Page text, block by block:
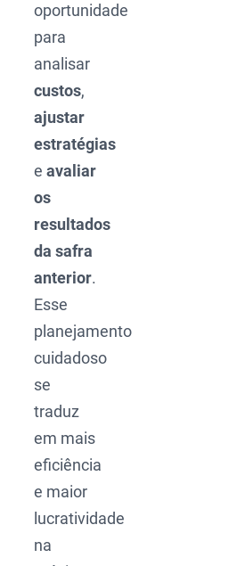
oportunidade
para
analisar
custos,
ajustar
estratégias
eavaliar
os
resultados
da safra
anterior.
Esse
planejamento
cuidadoso
se
traduz
em mais
eficiência
e maior
lucratividade
na